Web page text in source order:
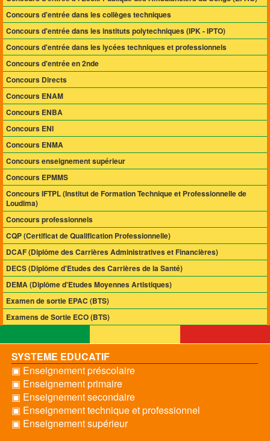
Concours d'entrée dans les collèges techniques
Concours d'entrée dans les instituts polytechniques (IPK - IPTO)
Concours d'entrée dans les lycées techniques et professionnels
Concours d'entrée en 2nde
Concours Directs
Concours ENAM
Concours ENBA
Concours ENI
Concours ENMA
Concours enseignement supérieur
Concours EPMMS
Concours IFTPL (Institut de Formation Technique et Professionnelle de
Loudima)
Concours professionnels
CQP (Certificat de Qualification Professionnelle)
DCAF (Diplôme des Carrières Administratives et Financières)
DECS (Diplôme d'Etudes des Carrières de la Santé)
DEMA (Diplôme d'Etudes Moyennes Artistiques)
Examen de sortie EPAC (BTS)
Examens de Sortie ECO (BTS)
SYSTEME EDUCATIF
▣ Enseignement préscolaire
▣ Enseignement primaire
▣ Enseignement secondaire
▣ Enseignement technique et professionnel
▣ Enseignement supérieur